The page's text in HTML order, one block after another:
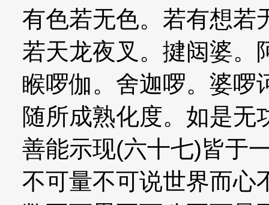
有色若无色。若有想若
若天龙夜叉。揵闼婆。
睺啰伽。舍迦啰。婆啰
随所成熟化度。如是无
善能示现(六十七)皆于
不可量不可说世界而心